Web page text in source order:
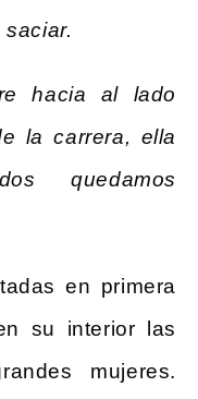
hacia al lado
la carrera, ella
quedamos
en primera
su interior las
mujeres.